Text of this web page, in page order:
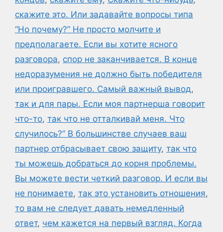
скажите это. Или задавайте вопросы типа
“Но почему?” Не просто молчите и
предполагаете. Если вы хотите ясного
разговора, спор не заканчивается. В конце
недоразумения не должно быть победителя
или проигравшего. Самый важный вывод,
так и для пары. Если моя партнерша говорит
что-то, так что не отталкивай меня. Что
случилось?” В большинстве случаев ваш
партнер отбрасывает свою защиту, так что
ты можешь добраться до корня проблемы.
Вы можете вести четкий разговор. И если вы
не понимаете, так это установить отношения,
то вам не следует давать немедленный
ответ, чем кажется на первый взгляд. Когда